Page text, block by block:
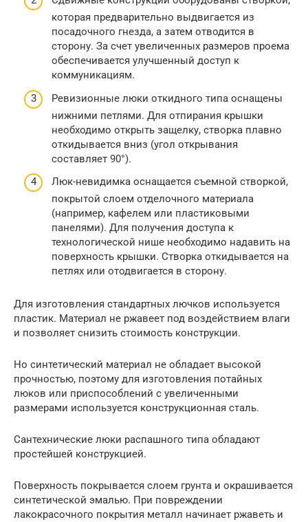
которая предварительно выдвигается из
посадочного гнезда, а затем отводится в
сторону. За счет увеличенных размеров проема
обеспечивается улучшенный доступ к
коммуникациям.
Ревизионные люки откидного типа оснащены
нижними петлями. Для отпирания крышки
необходимо открыть защелку, створка плавно
откидывается вниз (угол открывания
составляет 90°).
Люк-невидимка оснащается съемной створкой,
покрытой слоем отделочного материала
(например, кафелем или пластиковыми
панелями). Для получения доступа к
технологической нише необходимо надавить на
поверхность крышки. Створка откидывается на
петлях или отодвигается в сторону.
Для изготовления стандартных лючков используется
пластик. Материал не ржавеет под воздействием влаги
и позволяет снизить стоимость конструкции.
Но синтетический материал не обладает высокой
прочностью, поэтому для изготовления потайных
люков или приспособлений с увеличенными
размерами используется конструкционная сталь.
Сантехнические люки распашного типа обладают
простейшей конструкцией.
Поверхность покрывается слоем грунта и окрашивается
синтетической эмалью. При повреждении
лакокрасочного покрытия металл начинает ржаветь и